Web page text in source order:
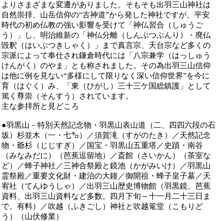
よりさまざまな変遷がありました。そもそも出羽三山神社は
自然崇拝、山岳信仰の“古神道”から発した神社ですが、平安
時代の初め仏教の強い影響を受けて「神仏習合（しゅうご
う）」し、明治維新の「神仏分離（しんぶつぶんり）・廃仏
毀釈（はいぶつきしゃく）」まで真言宗、天台宗など多くの
宗派によって奉仕され鎌倉時代には「八宗兼学（はっしゅう
けんがく）のやま」とも称されました。その為出羽三山信仰
は他に例を見ない“多様にして限りなく深い信仰世界”を今に
育（はぐく）み、「東（ひがし）三十三ケ国総鎮護」として
篤く尊崇（そんすう）されています。
主な参拝所と見どころ
●羽黒山－特別天然記念物・羽黒山表山道（二、四四六段の石
坂）杉並木（一・七㌔）／須賀滝（すがのたき）／天然記念
物・爺杉（じじすぎ）／国宝・羽黒山五重塔／史蹟・南谷
（みなみだに）（芭蕉逗留地）／斎館（さいかん）（茶室な
ど）／蜂子神社／三神合祭殿と鏡池（かがみいけ）／羽黒山
霊祭殿／重要文化財・建治の大鐘／御開祖・蜂子皇子墓／天
宥社（てんゆうしゃ）／出羽三山歴史博物館（羽黒鏡、芭蕉
資料、出羽三山資料など多数。四月下旬～十一月二十三日ま
で。有料）／吹越（ふきごし）神社と吹越篭堂（こもりど
う）（山伏修業）